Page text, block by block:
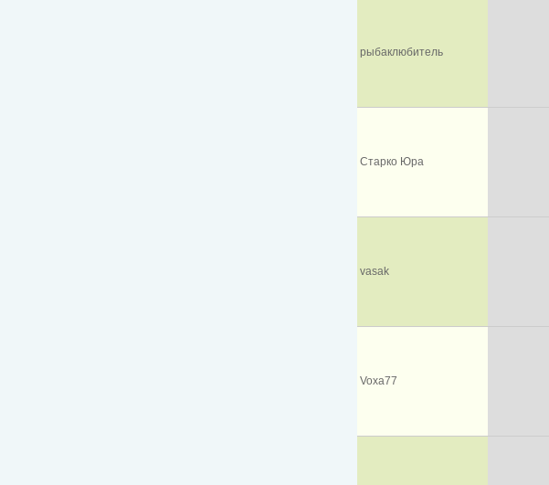
рыбаклюбитель
Старко Юра
vasak
Voxa77